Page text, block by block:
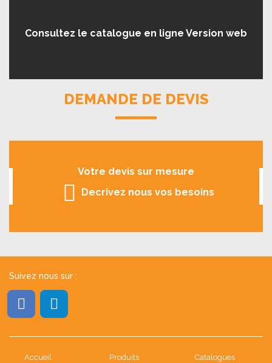
Consultez le catalogue en ligne Version web
DEMANDE DE DEVIS
Votre devis sur mesure
Decrivez nous vos besoins
Suivez nous sur :
Accueil Produits Catalogues